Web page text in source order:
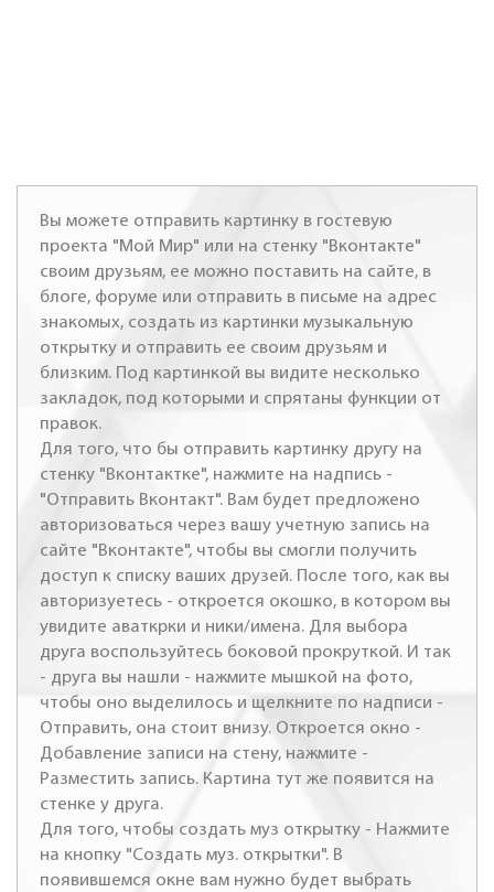
Вы можете отправить картинку в гостевую
проекта "Мой Мир" или на стенку "Вконтакте"
своим друзьям, ее можно поставить на сайте, в
блоге, форуме или отправить в письме на адрес
знакомых, создать из картинки музыкальную
открытку и отправить ее своим друзьям и
близким. Под картинкой вы видите несколько
закладок, под которыми и спрятаны функции от
правок.
Для того, что бы отправить картинку другу на
стенку "Вконтактке", нажмите на надпись -
"Отправить Вконтакт". Вам будет предложено
авторизоваться через вашу учетную запись на
сайте "Вконтакте", чтобы вы смогли получить
доступ к списку ваших друзей. После того, как вы
авторизуетесь - откроется окошко, в котором вы
увидите аваткрки и ники/имена. Для выбора
друга воспользуйтесь боковой прокруткой. И так
- друга вы нашли - нажмите мышкой на фото,
чтобы оно выделилось и щелкните по надписи -
Отправить, она стоит внизу. Откроется окно -
Добавление записи на стену, нажмите -
Разместить запись. Картина тут же появится на
стенке у друга.
Для того, чтобы создать муз открытку - Нажмите
на кнопку "Создать муз. открытки". В
появившемся окне вам нужно будет выбрать